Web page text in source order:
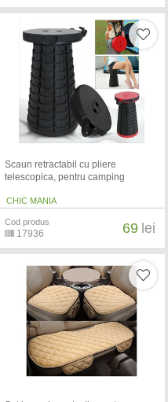
Scaun retractabil cu pliere
telescopica, pentru camping
CHIC MANIA
Cod produs
17936 69 lei